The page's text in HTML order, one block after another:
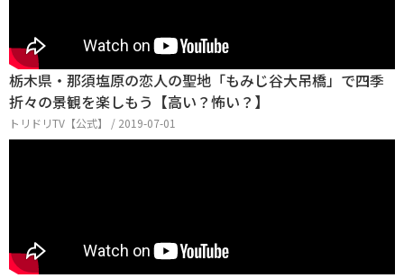
栃木県・那須塩原の恋人の聖地「もみじ谷大吊橋」で四季
折々の景観を楽しもう【高い？怖い？】
トリドリTV【公式】 / 2019-07-01